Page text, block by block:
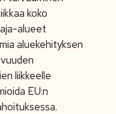
koko
alueet
aluekehityksen
liikkeelle
EU:n